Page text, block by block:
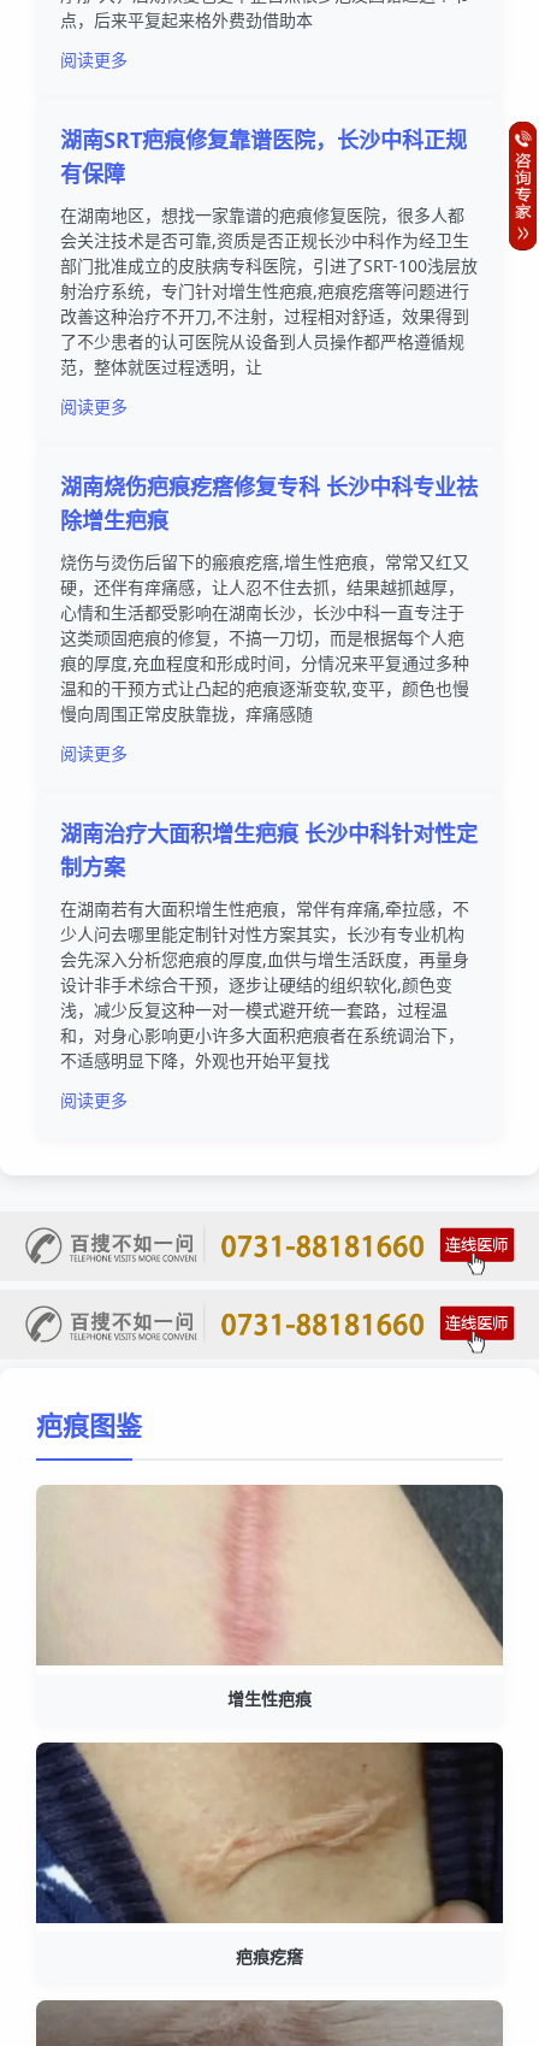
点，后来平复起来格外费劲借助本
阅读更多
湖南SRT疤痕修复靠谱医院，长沙中科正规
有保障
在湖南地区，想找一家靠谱的疤痕修复医院，很多人都
会关注技术是否可靠,资质是否正规长沙中科作为经卫生
部门批准成立的皮肤病专科医院，引进了SRT-100浅层放
射治疗系统，专门针对增生性疤痕,疤痕疙瘩等问题进行
改善这种治疗不开刀,不注射，过程相对舒适，效果得到
了不少患者的认可医院从设备到人员操作都严格遵循规
范，整体就医过程透明，让
阅读更多
湖南烧伤疤痕疙瘩修复专科 长沙中科专业祛
除增生疤痕
烧伤与烫伤后留下的瘢痕疙瘩,增生性疤痕，常常又红又
硬，还伴有痒痛感，让人忍不住去抓，结果越抓越厚，
心情和生活都受影响在湖南长沙，长沙中科一直专注于
这类顽固疤痕的修复，不搞一刀切，而是根据每个人疤
痕的厚度,充血程度和形成时间，分情况来平复通过多种
温和的干预方式让凸起的疤痕逐渐变软,变平，颜色也慢
慢向周围正常皮肤靠拢，痒痛感随
阅读更多
湖南治疗大面积增生疤痕 长沙中科针对性定
制方案
在湖南若有大面积增生性疤痕，常伴有痒痛,牵拉感，不
少人问去哪里能定制针对性方案其实，长沙有专业机构
会先深入分析您疤痕的厚度,血供与增生活跃度，再量身
设计非手术综合干预，逐步让硬结的组织软化,颜色变
浅，减少反复这种一对一模式避开统一套路，过程温
和，对身心影响更小许多大面积疤痕者在系统调治下，
不适感明显下降，外观也开始平复找
阅读更多
疤痕图鉴
增生性疤痕
疤痕疙瘩